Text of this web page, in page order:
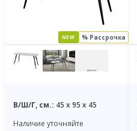
NEW % Рассрочка
В/Ш/Г, см.: 45 x 95 x 45
Наличие уточняйте